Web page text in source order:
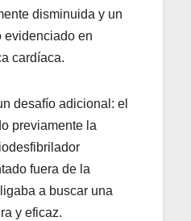
disminuida y un
evidenciado en
cardíaca.
desafío adicional: el
previamente la
fuera de la
a buscar una
y eficaz.